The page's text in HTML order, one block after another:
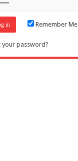
Remember Me
your password?